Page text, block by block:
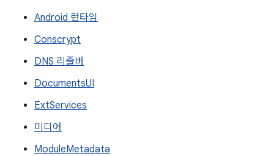
Android 런타임
Conscrypt
DNS 리졸버
DocumentsUI
ExtServices
미디어
ModuleMetadata